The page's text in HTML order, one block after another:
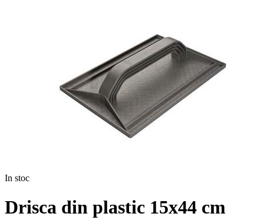
In stoc
Drisca din plastic 15x44 cm